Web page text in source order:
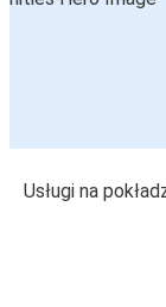
Usługi na